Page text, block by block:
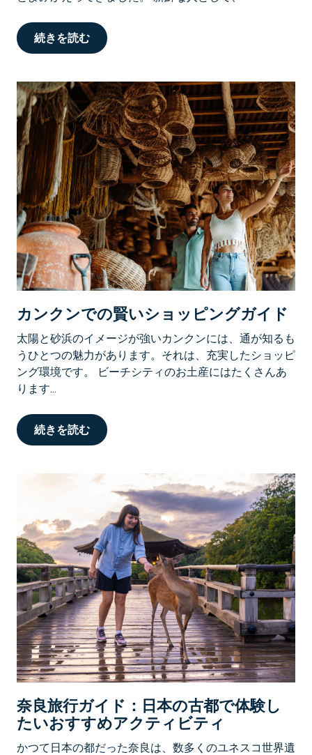
続きを読む
カンクンでの賢いショッピングガイド
太陽と砂浜のイメージが強いカンクンには、通が知るも
うひとつの魅力があります。それは、充実したショッピ
ング環境です。 ビーチシティのお土産にはたくさんあ
ります...
続きを読む
奈良旅行ガイド：日本の古都で体験し
たいおすすめアクティビティ
かつて日本の都だった奈良は、数多くのユネスコ世界遺